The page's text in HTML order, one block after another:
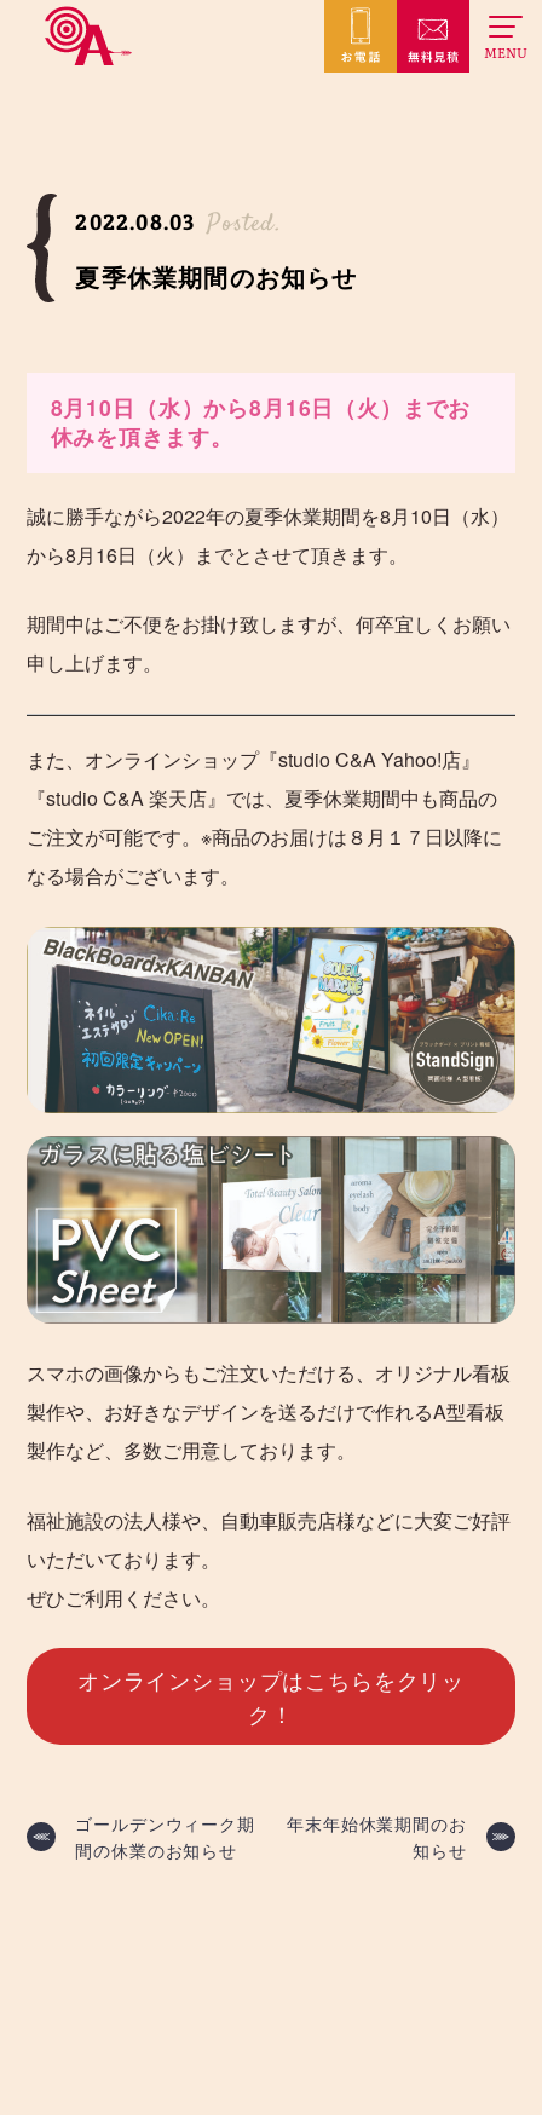
MENU
2022.08.03 Posted.
夏季休業期間のお知らせ
8月10日（水）から8月16日（火）までお
休みを頂きます。
誠に勝手ながら2022年の夏季休業期間を8月10日（水）
から8月16日（火）までとさせて頂きます。
期間中はご不便をお掛け致しますが、何卒宜しくお願い
申し上げます。
また、オンラインショップ『studio C&A Yahoo!店』
『studio C&A 楽天店』では、夏季休業期間中も商品の
ご注文が可能です。※商品のお届けは８月１７日以降に
なる場合がございます。
スマホの画像からもご注文いただける、オリジナル看板
製作や、お好きなデザインを送るだけで作れるA型看板
製作など、多数ご用意しております。
福祉施設の法人様や、自動車販売店様などに大変ご好評
いただいております。
ぜひご利用ください。
オンラインショップはこちらをクリッ
ク！
投
ゴールデンウィーク期
間の休業のお知らせ
年末年始休業期間のお
知らせ